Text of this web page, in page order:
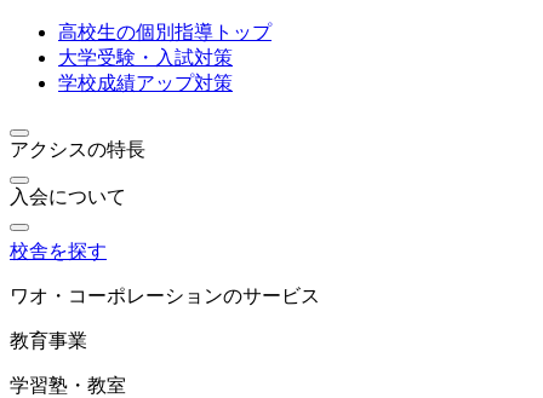
高校生の個別指導トップ
大学受験・入試対策
学校成績アップ対策
アクシスの特長
入会について
校舎を探す
ワオ・コーポレーションのサービス
教育事業
学習塾・教室